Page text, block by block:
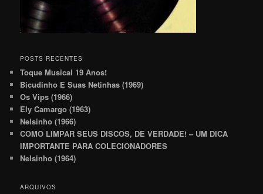
POSTS RECENTES
Toque Musical 19 Anos!
Bicudinho E Suas Netinhas (1969)
Os Vips (1966)
Ely Camargo (1963)
Nelsinho (1966)
COMO LIMPAR SEUS DISCOS, DE VERDADE! – UM DICA
IMPORTANTE PARA COLECIONADORES
Nelsinho (1964)
ARQUIVOS